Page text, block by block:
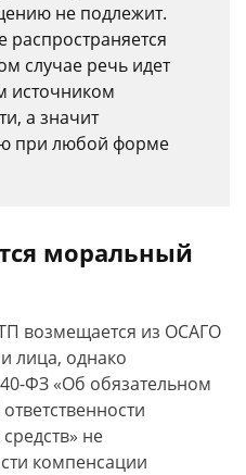
не подлежит.
распространяется
случае речь идет
источником
а значит
при любой форме
моральный
возмещается из ОСАГО
лица, однако
ФЗ «Об обязательном
не
компенсации